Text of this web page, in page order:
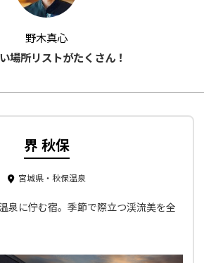
野木真心
場所リストがたくさん！
界 秋保
宮城県・秋保温泉
泉に佇む宿。季節で際立つ渓流美を全